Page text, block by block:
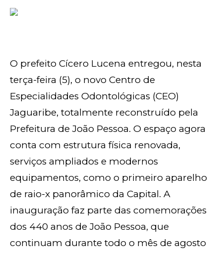
O prefeito Cícero Lucena entregou, nesta
terça-feira (5), o novo Centro de
Especialidades Odontológicas (CEO)
Jaguaribe, totalmente reconstruído pela
Prefeitura de João Pessoa. O espaço agora
conta com estrutura física renovada,
serviços ampliados e modernos
equipamentos, como o primeiro aparelho
de raio-x panorâmico da Capital. A
inauguração faz parte das comemorações
dos 440 anos de João Pessoa, que
continuam durante todo o mês de agosto